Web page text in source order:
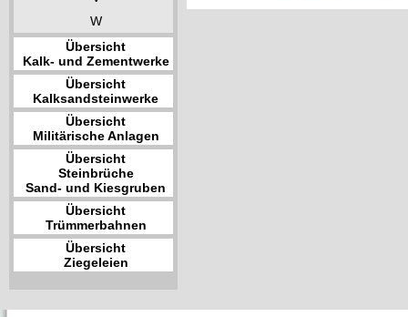
W
Übersicht
Kalk- und Zementwerke
Übersicht
Kalksandsteinwerke
Übersicht
Militärische Anlagen
Übersicht
Steinbrüche
Sand- und Kiesgruben
Übersicht
Trümmerbahnen
Übersicht
Ziegeleien